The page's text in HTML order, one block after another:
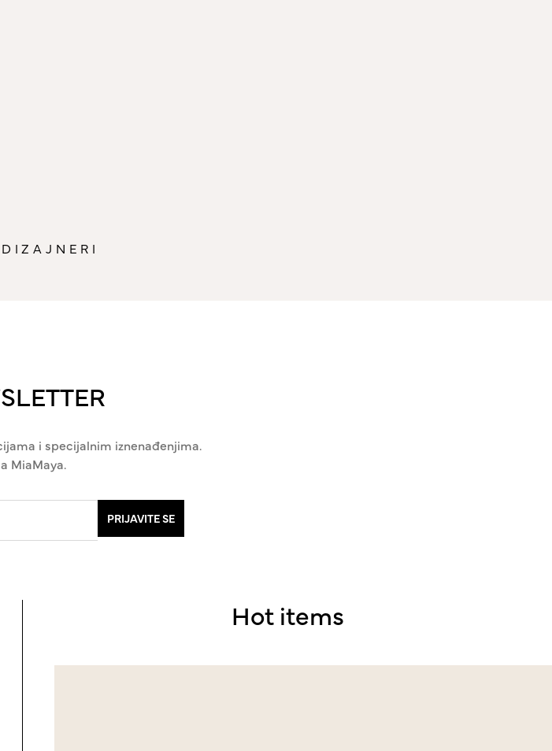
DIZAJNERI
i specijalnim iznenađenjima.
MiaMaya.
PRIJAVITE SE
Hot items